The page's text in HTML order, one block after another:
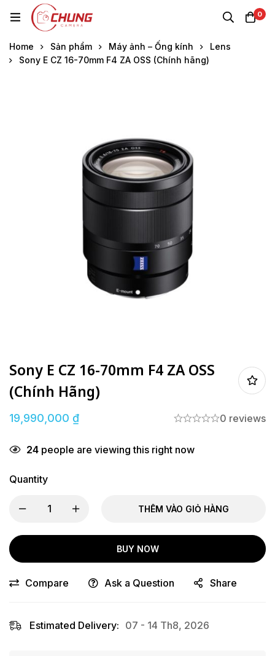
0
Home Sản phẩm Máy ảnh – Ống kính
Lens
Sony E CZ 16-70mm F4 ZA OSS (Chính hãng)
Sony E CZ 16-70mm F4 ZA OSS
(Chính Hãng)
19,990,000 ₫ 0 reviews
24 people are viewing this right now
Quantity
THÊM VÀO GIỎ HÀNG
BUY NOW
Compare Ask a Question Share
Estimated Delivery: 07 - 14 Th8, 2026